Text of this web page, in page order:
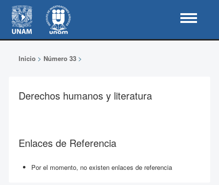
Inicio> Número 33>
Derechos humanos y literatura
Enlaces de Referencia
Por el momento, no existen enlaces de referencia